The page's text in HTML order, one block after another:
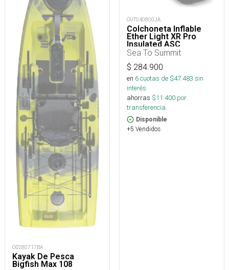
OD280717BA
Kayak De Pesca
Bigfish Max 108
OUT040800JA
Colchoneta Inflable
Ether Light XR Pro
Insulated ASC
Rect.Reg.Wide
Sea To Summit
$ 284.900
en 6cuotas de $47.483 sin
interés
ahorras $11.400 por
transferencia.
Disponible
+5 Vendidos